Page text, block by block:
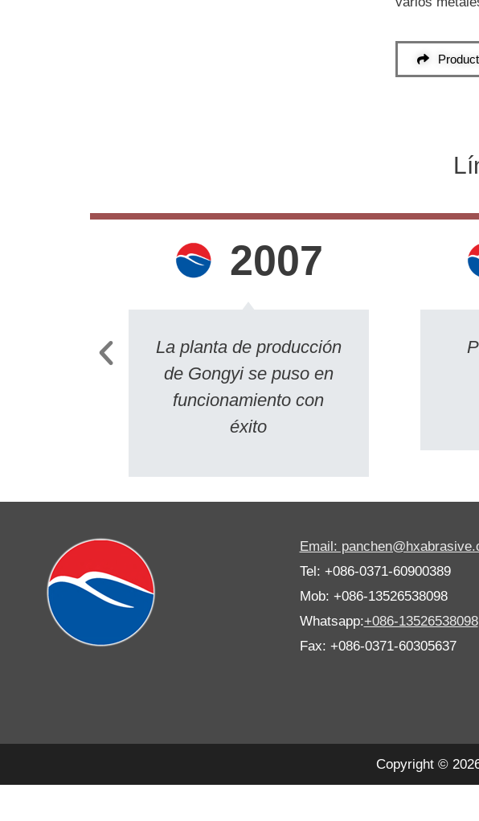
La planta de producción
de Gongyi se puso en
funcionamiento con
éxito
2007
Email:
Tel: +086-0371-60900389
Mob: +086-13526538098
Whatsapp:+086-13526538098
Fax: +086-0371-60305637
Copyright ©